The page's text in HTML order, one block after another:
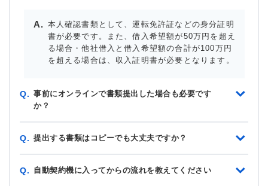
本人確認書類として、運転免許証などの身分証明
書が必要です。また、借入希望額が50万円を超え
る場合・他社借入と借入希望額の合計が100万円
を超える場合は、収入証明書が必要となります。
Q. 事前にオンラインで書類提出した場合も必要です
か？
Q. 提出する書類はコピーでも大丈夫ですか？
Q. 自動契約機に入ってからの流れを教えてください